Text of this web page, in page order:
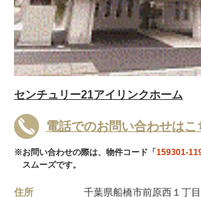
センチュリー21アイリンクホーム
電話でのお問い合わせはこ
※お問い合わせの際は、物件コード「159301-
スムーズです。
住所
千葉県船橋市前原西１丁